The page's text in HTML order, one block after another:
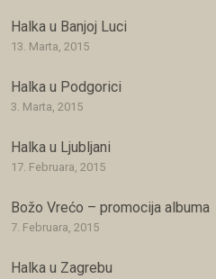
Halka u Banjoj Luci
13. Marta, 2015
Halka u Podgorici
3. Marta, 2015
Halka u Ljubljani
17. Februara, 2015
Božo Vrećo – promocija albuma
7. Februara, 2015
Halka u Zagrebu